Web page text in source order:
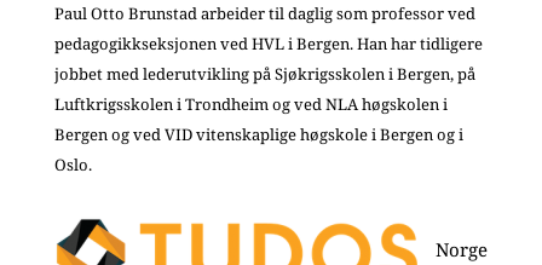
Paul Otto Brunstad arbeider til daglig som professor ved
pedagogikkseksjonen ved HVL i Bergen. Han har tidligere
jobbet med lederutvikling på Sjøkrigsskolen i Bergen, på
Luftkrigsskolen i Trondheim og ved NLA høgskolen i
Bergen og ved VID vitenskaplige høgskole i Bergen og i
Oslo.
Norge